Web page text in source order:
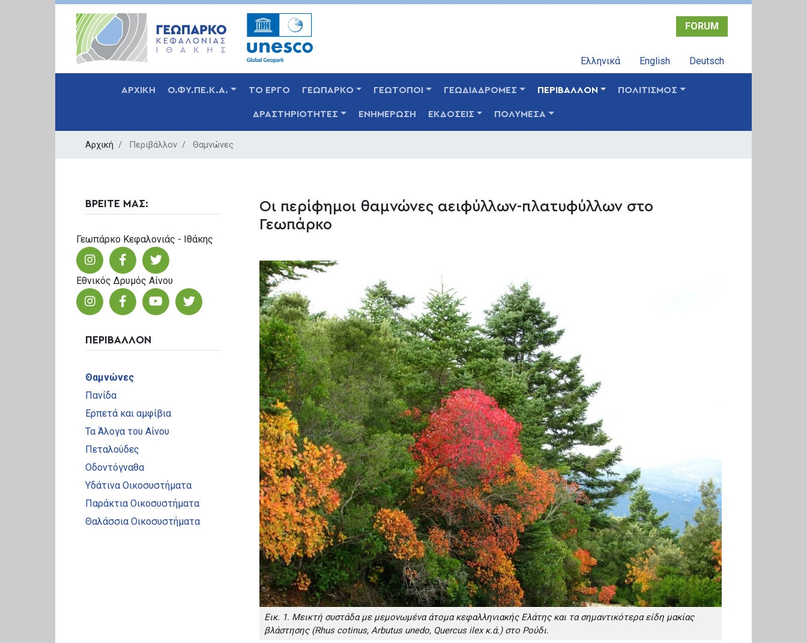
Παράκαμψη
FORUM
Ελληνικά English Deutsch
ΑΡΧΙΚΗ Ο.ΦΥ.ΠΕ.Κ.Α. ΤΟ ΕΡΓΟ ΓΕΩΠΑΡΚΟ ΓΕΩΤΟΠΟΙ ΓΕΩΔΙΑΔΡΟΜΕΣ ΠΕΡΙΒΑΛΛΟΝ ΠΟΛΙΤΙΣΜΟΣ
ΔΡΑΣΤΗΡΙΟΤΗΤΕΣ ΕΝΗΜΕΡΩΣΗ ΕΚΔΟΣΕΙΣ ΠΟΛΥΜΕΣΑ
Αρχική Περιβάλλον Θαμνώνες
Οι περίφημοι θαμνώνες αειφύλλων-πλατυφύλλων στο
Γεωπάρκο
Εικ. 1. Μεικτή συστάδα με μεμονωμένα άτομα κεφαλληνιακής Ελάτης και τα σημαντικότερα είδη μακίας
βλάστησης (Rhus cotinus, Arbutus unedo, Quercus ilex κ.ά.) στο Ρούδι.
ΒΡΕΙΤΕ ΜΑΣ:
Γεωπάρκο Κεφαλονιάς - Ιθάκης
Εθνικός Δρυμός Αίνου
ΠΕΡΙΒΑΛΛΟΝ
Θαμνώνες
Πανίδα
Ερπετά και αμφίβια
Τα Άλογα του Αίνου
Πεταλούδες
Οδοντόγναθα
Υδάτινα Οικοσυστήματα
Παράκτια Οικοσυστήματα
Θαλάσσια Οικοσυστήματα